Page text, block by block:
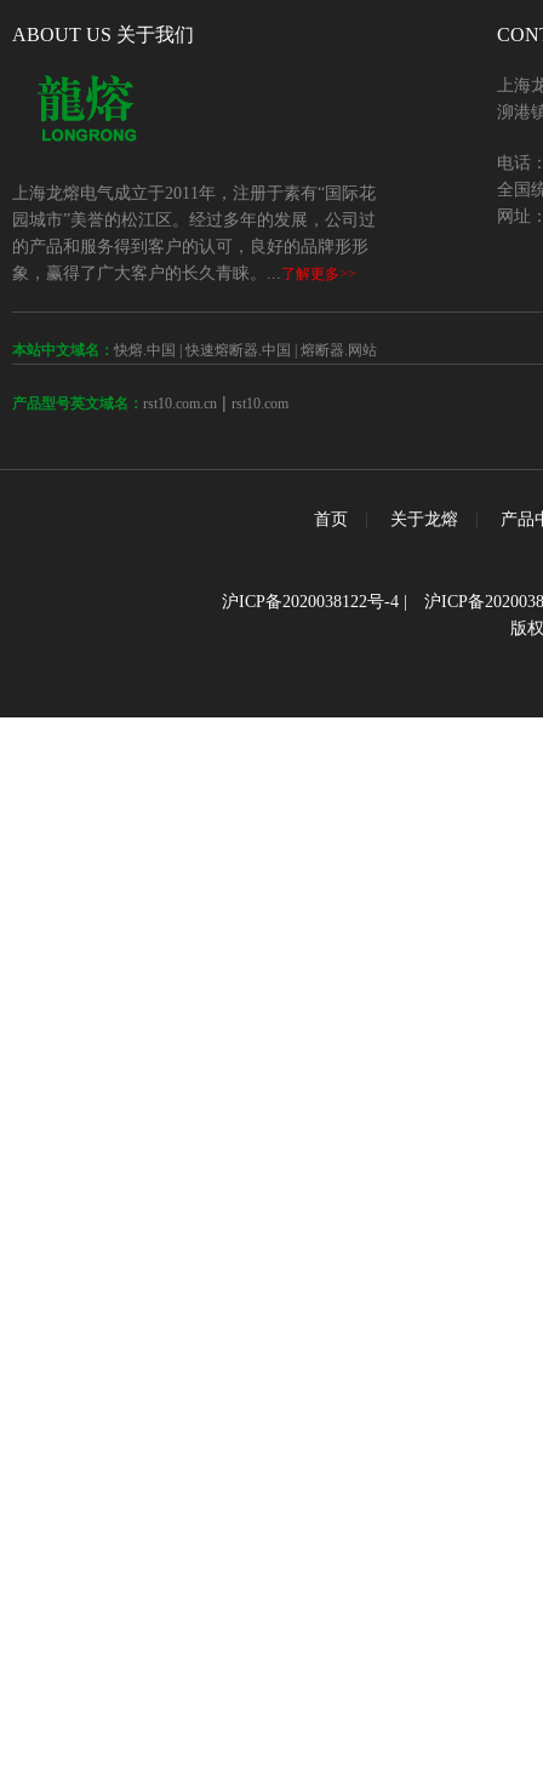
ABOUT US 关于我们
上海龙熔电气成立于2011年，注册于素有“国际花
园城市”美誉的松江区。经过多年的发展，公司过
的产品和服务得到客户的认可，良好的品牌形形
象，赢得了广大客户的长久青睐。...了解更多>>
上海
泖港
电话
全国
网址
本站中文域名： 快熔.中国 快速熔断器.中国 熔断器.网站
产品型号英文域名： rst10.com.cn | rst10.com
首页 关于龙熔 产品
沪ICP备2020038122号-4| 沪ICP备
版